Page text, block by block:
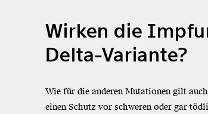
Wirken die
Delta-Variante?
Wie für die anderen Mutationen gilt
einen Schutz vor schweren oder gar